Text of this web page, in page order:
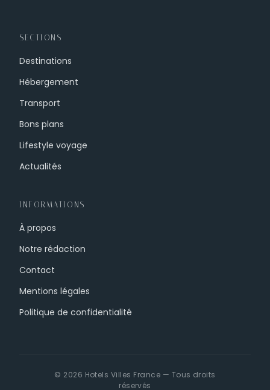
SECTIONS
Destinations
Hébergement
Transport
Bons plans
Lifestyle voyage
Actualités
INFORMATIONS
À propos
Notre rédaction
Contact
Mentions légales
Politique de confidentialité
© 2026 Hotels Villes France — Tous droits
réservés